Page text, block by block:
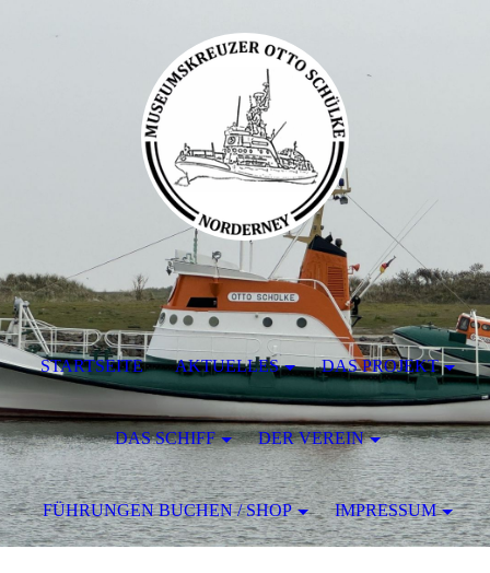
STARTSEITE AKTUELLES DAS PROJEKT
DAS SCHIFF DER VEREIN
FÜHRUNGEN BUCHEN / SHOP IMPRESSUM